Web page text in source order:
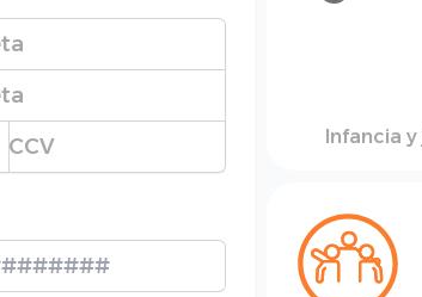
CVC Infancia